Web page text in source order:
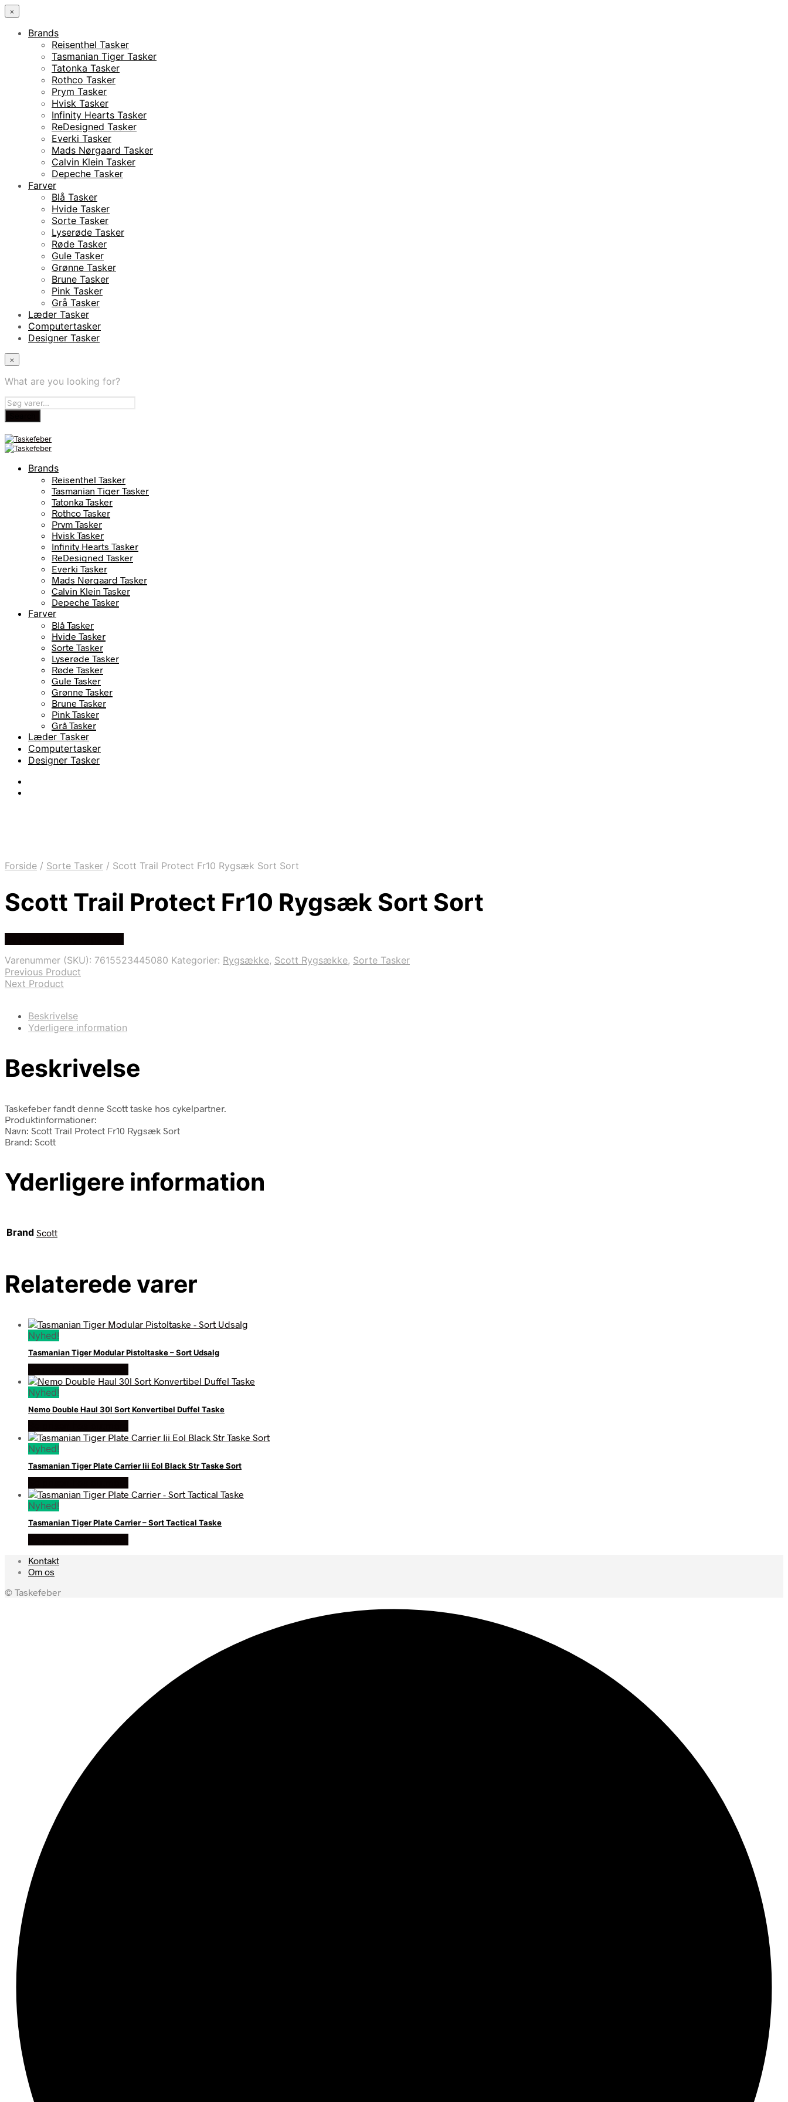
×
Brands
Reisenthel Tasker
Tasmanian Tiger Tasker
Tatonka Tasker
Rothco Tasker
Prym Tasker
Hvisk Tasker
Infinity Hearts Tasker
ReDesigned Tasker
Everki Tasker
Mads Nørgaard Tasker
Calvin Klein Tasker
Depeche Tasker
Farver
Blå Tasker
Hvide Tasker
Sorte Tasker
Lyserøde Tasker
Røde Tasker
Gule Tasker
Grønne Tasker
Brune Tasker
Pink Tasker
Grå Tasker
Læder Tasker
Computertasker
Designer Tasker
×
What are you looking for?
Brands
Reisenthel Tasker
Tasmanian Tiger Tasker
Tatonka Tasker
Rothco Tasker
Prym Tasker
Hvisk Tasker
Infinity Hearts Tasker
ReDesigned Tasker
Everki Tasker
Mads Nørgaard Tasker
Calvin Klein Tasker
Depeche Tasker
Farver
Blå Tasker
Hvide Tasker
Sorte Tasker
Lyserøde Tasker
Røde Tasker
Gule Tasker
Grønne Tasker
Brune Tasker
Pink Tasker
Grå Tasker
Læder Tasker
Computertasker
Designer Tasker
Forside / Sorte Tasker / Scott Trail Protect Fr10 Rygsæk Sort Sort
Scott Trail Protect Fr10 Rygsæk Sort Sort
Varenummer (SKU): 7615523445080 Kategorier: Rygsække, Scott Rygsække, Sorte Tasker
Previous Product
Next Product
Beskrivelse
Yderligere information
Beskrivelse
Taskefeber fandt denne Scott taske hos cykelpartner.
Produktinformationer:
Navn: Scott Trail Protect Fr10 Rygsæk Sort
Brand: Scott
Yderligere information
Brand Scott
Relaterede varer
Nyhed!
Tasmanian Tiger Modular Pistoltaske – Sort Udsalg
Nyhed!
Nemo Double Haul 30l Sort Konvertibel Duffel Taske
Nyhed!
Tasmanian Tiger Plate Carrier Iii Eol Black Str Taske Sort
Nyhed!
Tasmanian Tiger Plate Carrier – Sort Tactical Taske
Kontakt
Om os
© Taskefeber